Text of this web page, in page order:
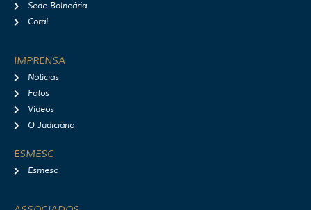
Sede Balneária
Coral
IMPRENSA
Notícias
Fotos
Vídeos
O Judiciário
ESMESC
Esmesc